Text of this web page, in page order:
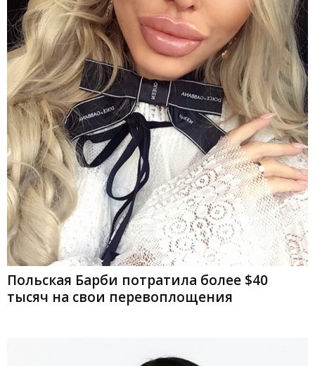
Польская Барби потратила более $40
тысяч на свои перевоплощения